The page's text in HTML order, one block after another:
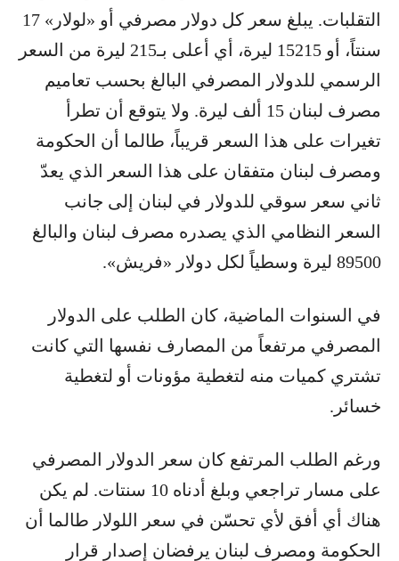
التقلبات. يبلغ سعر كل دولار مصرفي أو «لولار» 17
سنتاً، أو 15215 ليرة، أي أعلى بـ215 ليرة من السعر
الرسمي للدولار المصرفي البالغ بحسب تعاميم
مصرف لبنان 15 ألف ليرة. ولا يتوقع أن تطرأ
تغيرات على هذا السعر قريباً، طالما أن الحكومة
ومصرف لبنان متفقان على هذا السعر الذي يعدّ
ثاني سعر سوقي للدولار في لبنان إلى جانب
السعر النظامي الذي يصدره مصرف لبنان والبالغ
89500 ليرة وسطياً لكل دولار «فريش».
في السنوات الماضية، كان الطلب على الدولار
المصرفي مرتفعاً من المصارف نفسها التي كانت
تشتري كميات منه لتغطية مؤونات أو لتغطية
خسائر.
ورغم الطلب المرتفع كان سعر الدولار المصرفي
على مسار تراجعي وبلغ أدناه 10 سنتات. لم يكن
هناك أي أفق لأي تحسّن في سعر اللولار طالما أن
الحكومة ومصرف لبنان يرفضان إصدار قرار